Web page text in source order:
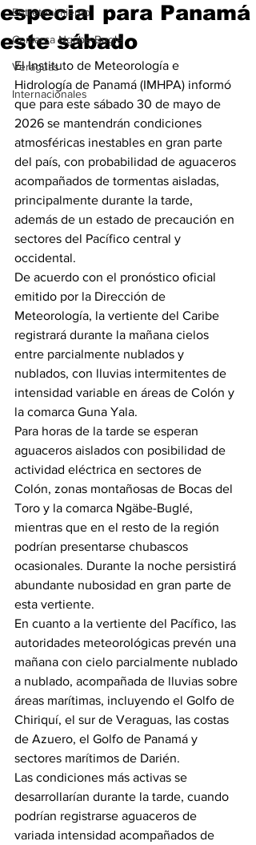
Entretenimiento
Comarca Ngäbe-Buglé
Veraguas
Internacionales
especial para Panamá
este sábado
El Instituto de Meteorología e
Hidrología de Panamá (IMHPA) informó
que para este sábado 30 de mayo de
2026 se mantendrán condiciones
atmosféricas inestables en gran parte
del país, con probabilidad de aguaceros
acompañados de tormentas aisladas,
principalmente durante la tarde,
además de un estado de precaución en
sectores del Pacífico central y
occidental.
De acuerdo con el pronóstico oficial
emitido por la Dirección de
Meteorología, la vertiente del Caribe
registrará durante la mañana cielos
entre parcialmente nublados y
nublados, con lluvias intermitentes de
intensidad variable en áreas de Colón y
la comarca Guna Yala.
Para horas de la tarde se esperan
aguaceros aislados con posibilidad de
actividad eléctrica en sectores de
Colón, zonas montañosas de Bocas del
Toro y la comarca Ngäbe-Buglé,
mientras que en el resto de la región
podrían presentarse chubascos
ocasionales. Durante la noche persistirá
abundante nubosidad en gran parte de
esta vertiente.
En cuanto a la vertiente del Pacífico, las
autoridades meteorológicas prevén una
mañana con cielo parcialmente nublado
a nublado, acompañada de lluvias sobre
áreas marítimas, incluyendo el Golfo de
Chiriquí, el sur de Veraguas, las costas
de Azuero, el Golfo de Panamá y
sectores marítimos de Darién.
Las condiciones más activas se
desarrollarían durante la tarde, cuando
podrían registrarse aguaceros de
variada intensidad acompañados de